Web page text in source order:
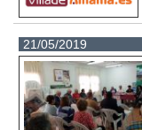
21/05/2019